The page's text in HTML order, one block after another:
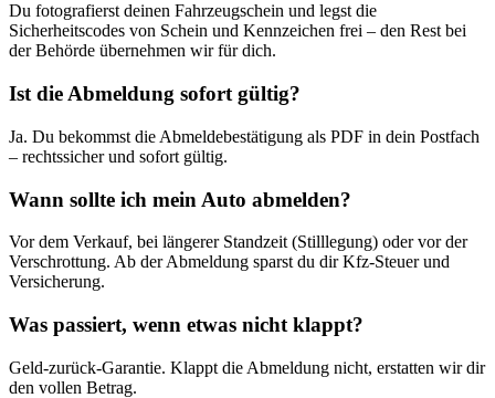
Du fotografierst deinen Fahrzeugschein und legst die
Sicherheitscodes von Schein und Kennzeichen frei – den Rest bei
der Behörde übernehmen wir für dich.
Ist die Abmeldung sofort gültig?
Ja. Du bekommst die Abmeldebestätigung als PDF in dein Postfach
– rechtssicher und sofort gültig.
Wann sollte ich mein Auto abmelden?
Vor dem Verkauf, bei längerer Standzeit (Stilllegung) oder vor der
Verschrottung. Ab der Abmeldung sparst du dir Kfz-Steuer und
Versicherung.
Was passiert, wenn etwas nicht klappt?
Geld-zurück-Garantie. Klappt die Abmeldung nicht, erstatten wir dir
den vollen Betrag.